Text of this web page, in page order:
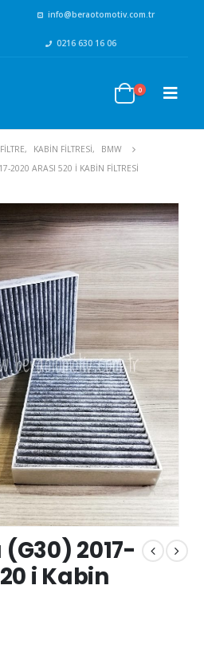
info@beraotomotiv.com.tr
0216 630 16 06
0
FİLTRE, KABİN FİLTRESİ,
BMW
2020 ARASI 520 I KABIN FILTRESI
2017-
i Kabin